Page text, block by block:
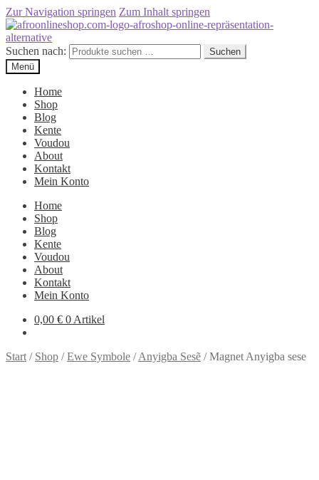
Zur Navigation springen Zum Inhalt springen
Suchen nach:
Suchen
Menü
Home
Shop
Blog
Kente
Voudou
About
Kontakt
Mein Konto
Home
Shop
Blog
Kente
Voudou
About
Kontakt
Mein Konto
0,00 € 0 Artikel
Start / Shop /Ewe Symbole /Anyigba Sesẽ /Magnet Anyigba sese